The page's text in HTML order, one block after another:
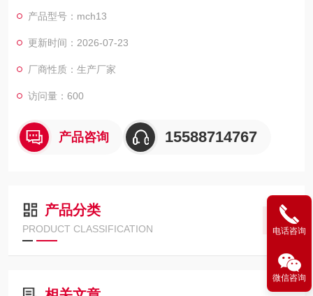
产品型号：mch13
更新时间：2026-07-23
厂商性质：生产厂家
访问量：600
产品咨询 15588714767
产品分类
PRODUCT CLASSIFICATION 电话咨询
微信咨询